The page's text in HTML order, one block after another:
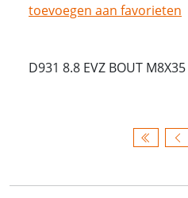
toevoegen aan favorieten
D931 8.8 EVZ BOUT M8X35